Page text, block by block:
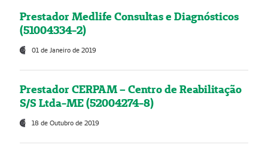
Prestador Medlife Consultas e Diagnósticos
(51004334-2)
01 de Janeiro de 2019
Prestador CERPAM – Centro de Reabilitação
S/S Ltda-ME (52004274-8)
18 de Outubro de 2019